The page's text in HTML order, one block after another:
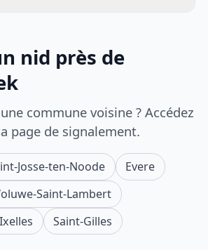
nid près de
commune voisine ? Accédez
page de signalement.
Josse-ten-Noode
Evere
Saint-Lambert
Ixelles Saint-Gilles